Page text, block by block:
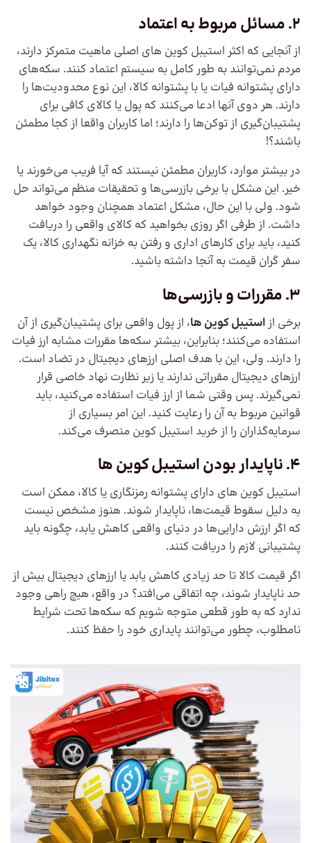
2. مسائل مربوط به اعتماد
از آنجایی که اکثر استیبل کوین های اصلی ماهیت متمرکز دارند،
مردم نمی‌توانند به طور کامل به سیستم اعتماد کنند. سکه‌های
دارای پشتوانه فیات یا با پشتوانه کالا، این نوع محدودیت‌ها را
دارند. هر دوی آنها ادعا می‌کنند که پول یا کالای کافی برای
پشتیبان‌گیری از توکن‌ها را دارند؛ اما کاربران واقعا از کجا مطمئن
باشند؟!
در بیشتر موارد، کاربران مطمئن نیستند که آیا فریب می‌خورند یا
خیر. این مشکل با برخی بازرسی‌ها و تحقیقات منظم می‌تواند حل
شود. ولی با این حال، مشکل اعتماد همچنان وجود خواهد
داشت. از طرفی اگر روزی بخواهید که کالای واقعی را دریافت
کنید، باید برای کارهای اداری و رفتن به خزانه نگهداری کالا، یک
سفر گران قیمت به آنجا داشته باشید.
3. مقررات و بازرسی‌ها
برخی از استیبل کوین ها، از پول واقعی برای پشتیبان‌گیری از آن
استفاده می‌کنند؛ بنابراین، بیشتر سکه‌ها مقررات مشابه ارز فیات
را دارند. ولی، این با هدف اصلی ارزهای دیجیتال در تضاد است.
ارزهای دیجیتال مقرراتی ندارند یا زیر نظارت نهاد خاصی قرار
نمی‌گیرند. پس وقتی شما از ارز فیات استفاده می‌کنید، باید
قوانین مربوط به آن را رعایت کنید. این امر بسیاری از
سرمایه‌گذاران را از خرید استیبل کوین منصرف می‌کند.
4. ناپایدار بودن استیبل کوین ها
استیبل کوین های دارای پشتوانه رمزنگاری یا کالا، ممکن است
به دلیل سقوط قیمت‌ها، ناپایدار شوند. هنوز مشخص نیست
که اگر ارزش دارایی‌ها در دنیای واقعی کاهش یابد، چگونه باید
پشتیبانی لازم را دریافت کنند.
اگر قیمت کالا تا حد زیادی کاهش یابد یا ارزهای دیجیتال بیش از
حد ناپایدار شوند، چه اتفاقی می‌افتد؟ در واقع، هیچ راهی وجود
ندارد که به طور قطعی متوجه شویم که سکه‌ها تحت شرایط
نامطلوب، چطور می‌توانند پایداری خود را حفظ کنند.